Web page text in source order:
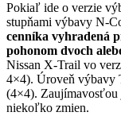
Pokiaľ ide o verzie
stupňami výbavy N-
cenníka vyhradená
pohonom dvoch
Nissan X-Trail vo
4×4). Úroveň výbavy
(4×4). Zaujímavosťou
niekoľko zmien.